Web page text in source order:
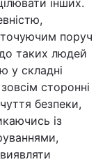
інших.
поруч
таких людей
у складні
сторонні
безпеки,
із